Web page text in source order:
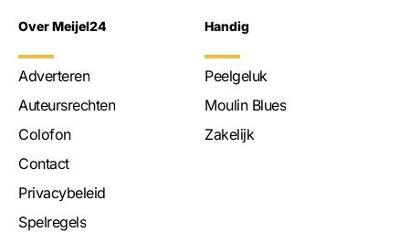
Over Meijel24
Adverteren
Auteursrechten
Colofon
Contact
Privacybeleid
Spelregels
Handig
Peelgeluk
Moulin Blues
Zakelijk